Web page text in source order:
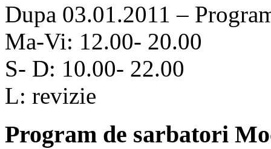
Dupa 03.01.2011 –
Ma-Vi: 12.00- 20.00
S- D: 10.00- 22.00
L: revizie
Program de sarbatori